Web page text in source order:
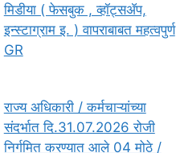
मिडीया ( फेसबुक , व्हॉट्सॲप,
इन्स्टाग्राम इ. ) वापराबाबत महत्वपुर्ण
GR
राज्य अधिकारी / कर्मचाऱ्यांच्या
संदर्भात दि.31.07.2026 रोजी
निर्गमित करण्यात आले 04 मोठे /